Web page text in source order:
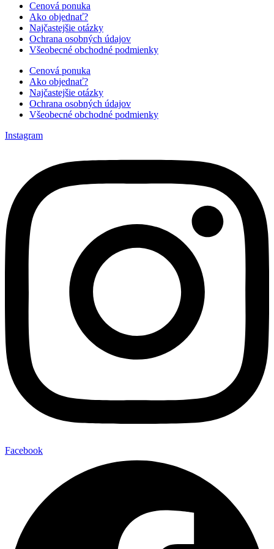
Cenová ponuka
Ako objednať?
Najčastejšie otázky
Ochrana osobných údajov
Všeobecné obchodné podmienky
Cenová ponuka
Ako objednať?
Najčastejšie otázky
Ochrana osobných údajov
Všeobecné obchodné podmienky
Instagram
Facebook